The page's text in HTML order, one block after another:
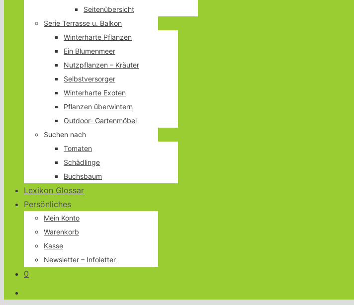
Seitenübersicht
Serie Terrasse u. Balkon
Winterharte Pflanzen
Ein Blumenmeer
Nutzpflanzen – Kräuter
Selbstversorger
Winterharte Exoten
Pflanzen überwintern
Outdoor- Gartenmöbel
Suchen nach
Tomaten
Schädlinge
Buchsbaum
Lexikon Glossar
Persönliches
Mein Konto
Warenkorb
Kasse
Newsletter – Infoletter
0